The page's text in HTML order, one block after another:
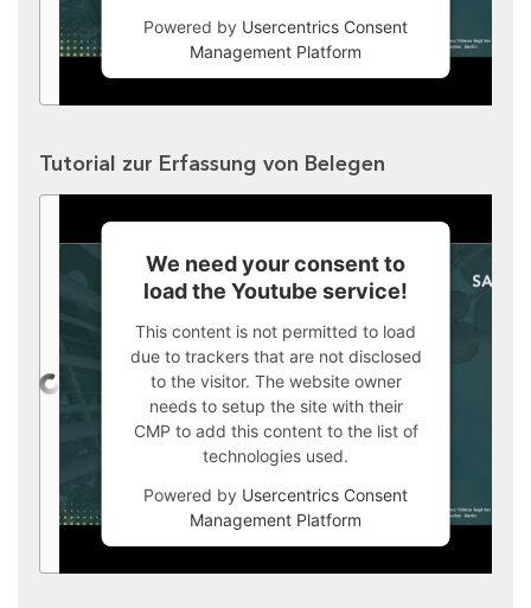
Powered by Usercentrics Consent
Management Platform
Tutorial zur Erfassung von Belegen
We need your consent to
load the Youtube service!
This content is not permitted to load
due to trackers that are not disclosed
to the visitor. The website owner
needs to setup the site with their
CMP to add this content to the list of
technologies used.
Powered by Usercentrics Consent
Management Platform